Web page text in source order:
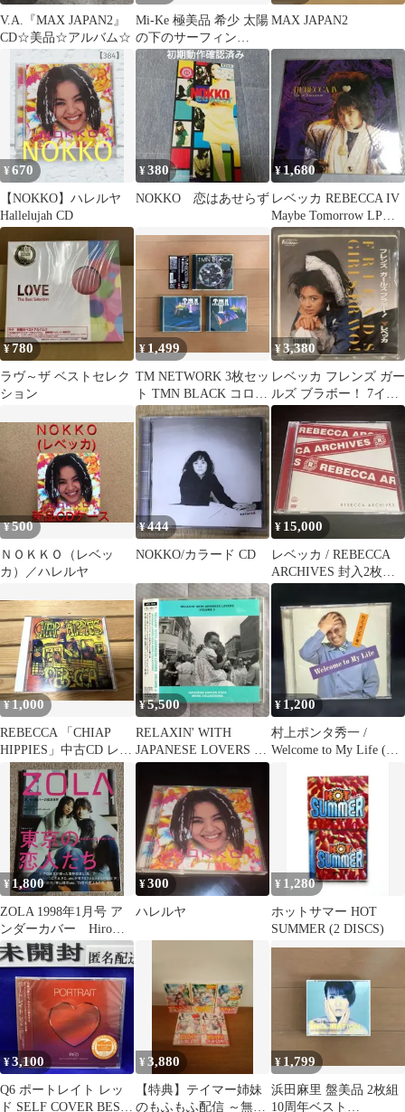
V.A.『MAX JAPAN2』
CD☆美品☆アルバム☆
Mi-Ke 極美品 希少 太陽
の下のサーフィン
JAPAN ビーチ・ボーイ
ズ
MAX JAPAN2
¥670
【NOKKO】ハレルヤ
Hallelujah CD
¥380
NOKKO 恋はあせらず
¥1,680
レベッカ REBECCA IV
Maybe Tomorrow LPレ
コード
¥780
ラヴ～ザ ベストセレク
ション
¥ 1,499
TM NETWORK 3枚セッ
ト TMN BLACK コロシ
アム 1 2 小室
¥3,380
レベッカ フレンズ ガー
ルズ ブラボー！ 7イン
チ レコード ２枚セッ
¥500
ＮＯＫＫＯ（レベッ
カ）／ハレルヤ
¥444
NOKKO/カラード CD
¥ 15,000
レベッカ / REBECCA
ARCHIVES 封入2枚組
DVD ※書籍外箱無し
¥1,000
REBECCA 「CHIAP
HIPPIES」中古CD レベ
ッカ
¥5,500
RELAXIN' WITH
JAPANESE LOVERS 3
藤原ヒロシ
¥ 1,200
村上ポンタ秀一 /
Welcome to My Life (廃
¥1,800
ZOLA 1998年1月号 ア
ンダーカバー Hiromix
浅野忠信 松田優作
¥300
ハレルヤ
¥ 1,280
ホットサマー HOT
SUMMER (2 DISCS)
¥3,100
Q6 ポートレイト レッ
ド SELF COVER BEST
¥3,880
【特典】テイマー姉妹
のもふもふ配信 ～無自
¥ 1,799
浜田麻里 盤美品 2枚組
10周年ベスト